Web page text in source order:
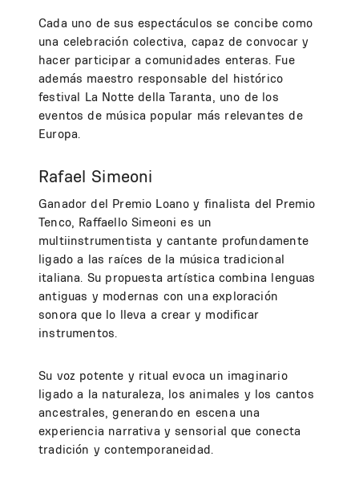
Cada uno de sus espectáculos se concibe como
una celebración colectiva, capaz de convocar y
hacer participar a comunidades enteras. Fue
además maestro responsable del histórico
festival La Notte della Taranta, uno de los
eventos de música popular más relevantes de
Europa.
Rafael Simeoni
Ganador del Premio Loano y finalista del Premio
Tenco, Raffaello Simeoni es un
multiinstrumentista y cantante profundamente
ligado a las raíces de la música tradicional
italiana. Su propuesta artística combina lenguas
antiguas y modernas con una exploración
sonora que lo lleva a crear y modificar
instrumentos.
Su voz potente y ritual evoca un imaginario
ligado a la naturaleza, los animales y los cantos
ancestrales, generando en escena una
experiencia narrativa y sensorial que conecta
tradición y contemporaneidad.